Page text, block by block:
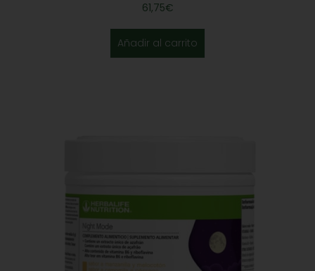
61,75€
Añadir al carrito